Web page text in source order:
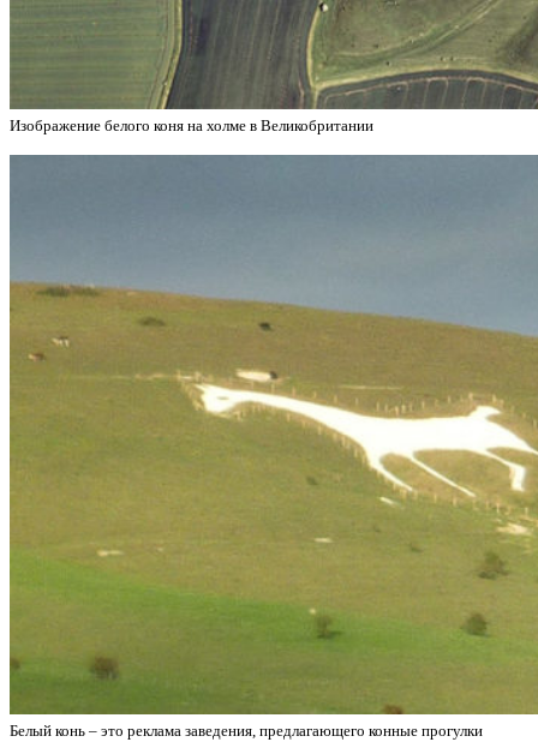
Изображение белого коня на холме в Великобритании
Белый конь – это реклама заведения, предлагающего конные прогулки